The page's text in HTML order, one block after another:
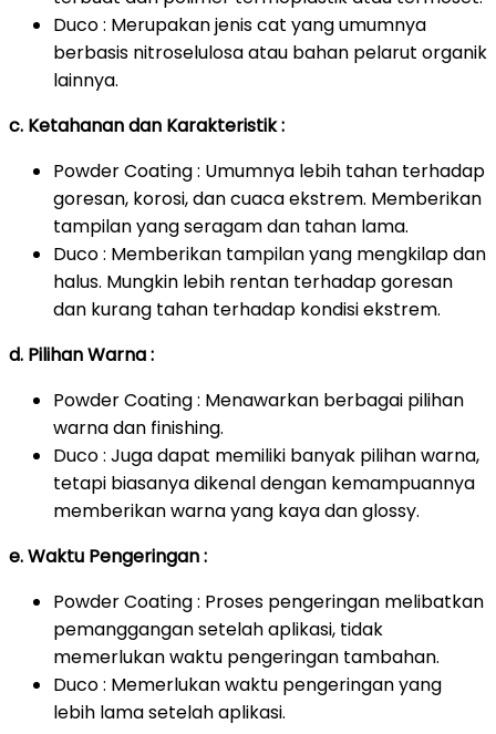
Duco : Merupakan jenis cat yang umumnya
berbasis nitroselulosa atau bahan pelarut organik
lainnya.
c. Ketahanan dan Karakteristik :
Powder Coating : Umumnya lebih tahan terhadap
goresan, korosi, dan cuaca ekstrem. Memberikan
tampilan yang seragam dan tahan lama.
Duco : Memberikan tampilan yang mengkilap dan
halus. Mungkin lebih rentan terhadap goresan
dan kurang tahan terhadap kondisi ekstrem.
d. Pilihan Warna :
Powder Coating : Menawarkan berbagai pilihan
warna dan finishing.
Duco : Juga dapat memiliki banyak pilihan warna,
tetapi biasanya dikenal dengan kemampuannya
memberikan warna yang kaya dan glossy.
e. Waktu Pengeringan :
Powder Coating : Proses pengeringan melibatkan
pemanggangan setelah aplikasi, tidak
memerlukan waktu pengeringan tambahan.
Duco : Memerlukan waktu pengeringan yang
lebih lama setelah aplikasi.